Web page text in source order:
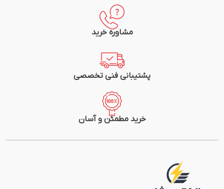
مشاوره خرید
پشتیبانی فنی تخصصی
خرید مطمئن و آسان